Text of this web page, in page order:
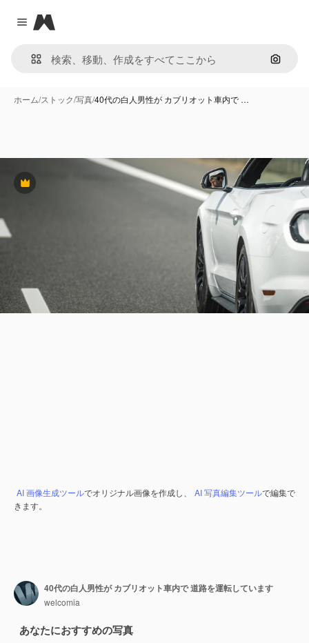
Close menu
Magnific
画像で
ホーム/ストック/写真/40代の白人男性が カブリオット車内で …
Premium
AI 画像生成ツールでオリジナル画像を作成し、 AI 写真編集ツールで編集で
きます。
40代の白人男性が カブリオット車内で 道路を運転しています
welcomia
あなたにおすすめの写真